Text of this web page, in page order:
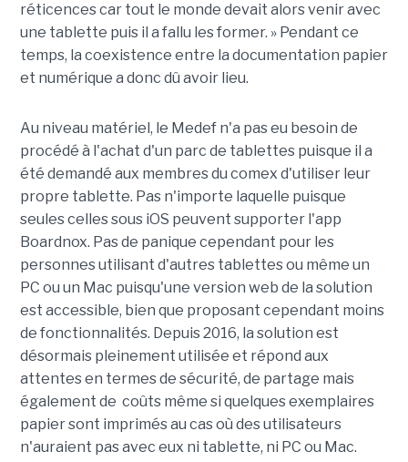
réticences car tout le monde devait alors venir avec
une tablette puis il a fallu les former. » Pendant ce
temps, la coexistence entre la documentation papier
et numérique a donc dû avoir lieu.
Au niveau matériel, le Medef n'a pas eu besoin de
procédé à l'achat d'un parc de tablettes puisque il a
été demandé aux membres du comex d'utiliser leur
propre tablette. Pas n'importe laquelle puisque
seules celles sous iOS peuvent supporter l'app
Boardnox. Pas de panique cependant pour les
personnes utilisant d'autres tablettes ou même un
PC ou un Mac puisqu'une version web de la solution
est accessible, bien que proposant cependant moins
de fonctionnalités. Depuis 2016, la solution est
désormais pleinement utilisée et répond aux
attentes en termes de sécurité, de partage mais
également de coûts même si quelques exemplaires
papier sont imprimés au cas où des utilisateurs
n'auraient pas avec eux ni tablette, ni PC ou Mac.